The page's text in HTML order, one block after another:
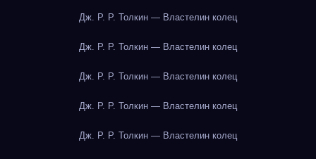
Дж. Р. Р. Толкин — Властелин колец
Дж. Р. Р. Толкин — Властелин колец
Дж. Р. Р. Толкин — Властелин колец
Дж. Р. Р. Толкин — Властелин колец
Дж. Р. Р. Толкин — Властелин колец